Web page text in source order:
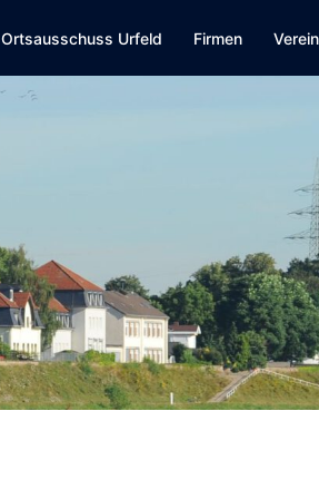
Ortsausschuss Urfeld Firmen